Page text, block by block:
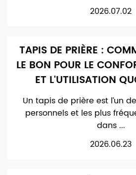
2026.07.02
TAPIS DE PRIÈRE :
LE BON POUR LE
ET L'UTILISATION
Un tapis de prière est l’un
personnels et les plus
dans ...
2026.06.23